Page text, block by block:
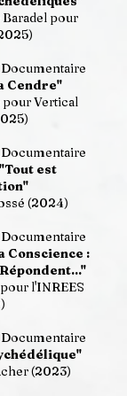
pour
Cendre"
pour Vertical
est
(2024)
Conscience :
l'INREES
(2023)